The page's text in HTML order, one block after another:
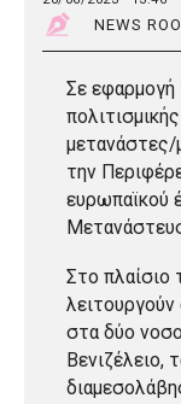
NEWS
Σε εφαρμογή
την
ευρωπαϊκού
Στο πλαίσιο
στα δύο
Βενιζέλειο,